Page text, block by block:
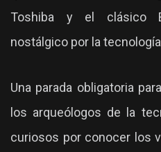
Toshiba y el clásico
nostálgico por la
Una parada obligatoria
los arqueólogos de la
curiosos por conocer los